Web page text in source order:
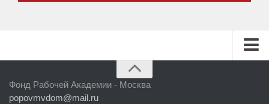
БИБЛИОТЕКА
Фонд Рабочей Академии - Москва
popovmvdom@mail.ru